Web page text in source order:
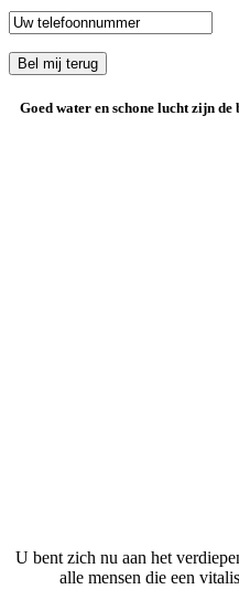
Goed water en schone lucht zijn
U bent zich nu aan het
alle mensen die een